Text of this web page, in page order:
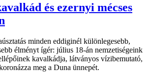
és ezernyi mécses
minden eddiginél különlegesebb,
élményt ígér: július 18-án nemzetiségeink
kavalkádja, látványos vízibemutató,
meg a Duna ünnepét.